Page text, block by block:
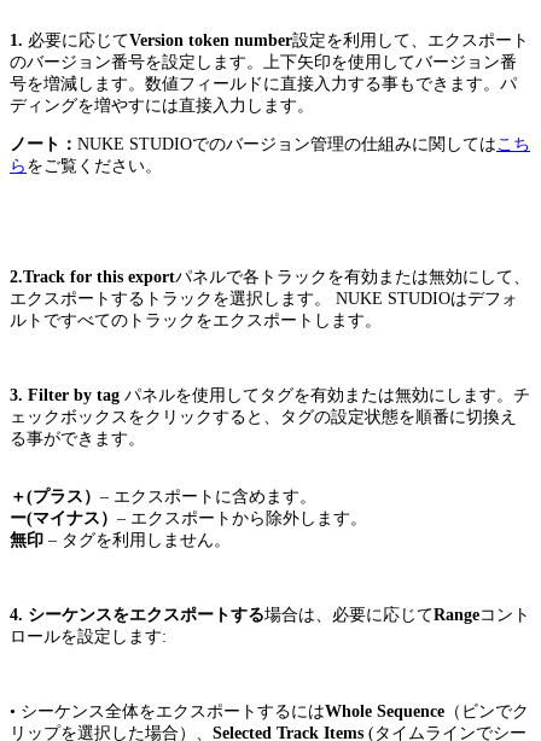
1. 必要に応じてVersion token number設定を利用して、エクスポート
のバージョン番号を設定します。上下矢印を使用してバージョン番
号を増減します。数値フィールドに直接入力する事もできます。パ
ディングを増やすには直接入力します。
ノート： NUKE STUDIOでのバージョン管理の仕組みに関しては こち
ら をご覧ください。
2.Track for this exportパネルで各トラックを有効または無効にして、
エクスポートするトラックを選択します。 NUKE STUDIOはデフォ
ルトですべてのトラックをエクスポートします。
3. Filter by tag パネルを使用してタグを有効または無効にします。チ
ェックボックスをクリックすると、タグの設定状態を順番に切換え
る事ができます。
＋(プラス） – エクスポートに含めます。
ー(マイナス） – エクスポートから除外します。
無印 – タグを利用しません。
4. シーケンスをエクスポートする場合は、必要に応じてRangeコント
ロールを設定します:
• シーケンス全体をエクスポートするにはWhole Sequence （ビンでク
リップを選択した場合）、 Selected Track Items (タイムラインでシー